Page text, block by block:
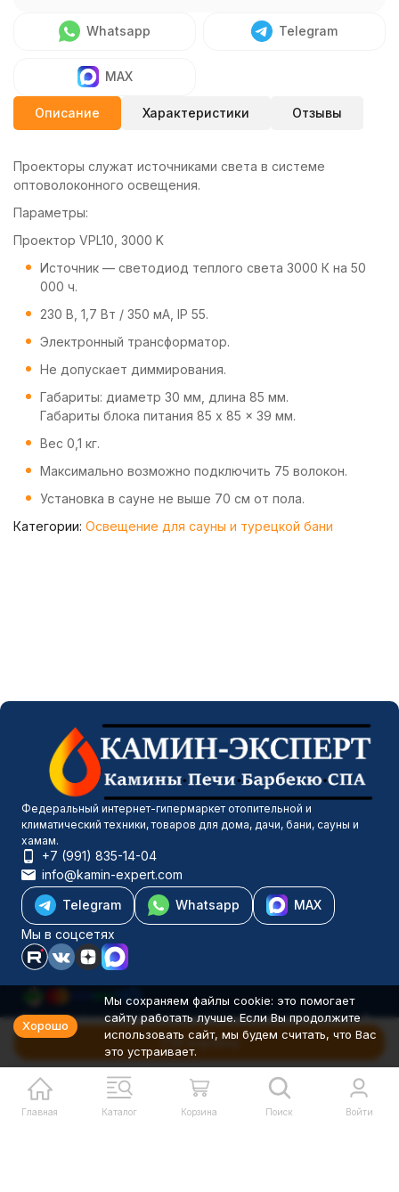
В корзину
Whatsapp Telegram
MAX
Описание Характеристики Отзывы
Проекторы служат источниками света в системе
оптоволоконного освещения.
Параметры:
Проектор VPL10, 3000 K
Источник — светодиод теплого света 3000 К на 50
000 ч.
230 В, 1,7 Вт / 350 мА, IP 55.
Электронный трансформатор.
Не допускает диммирования.
Габариты: диаметр 30 мм, длина 85 мм.
Габариты блока питания 85 x 85 x 39 мм.
Вес 0,1 кг.
Mаксимально возможно подключить 75 волокон.
Установка в сауне не выше 70 см от пола.
Категории: Освещение для сауны и турецкой бани
Главная Каталог Корзина Поиск Войти
Федеральный интернет-гипермаркет отопительной и
климатический техники, товаров для дома, дачи, бани, сауны и
хамам.
+7 (991) 835-14-04
info@kamin-expert.com
Telegram
Whatsapp
MAX
Мы в соцсетях
Каталог товаров
Компания
Информация
Политика персональных данных
© 2001-2026 Камин-Эксперт ИП Понюхов В. А. ОГРНИП
326527500040181
Хорошо
Мы сохраняем файлы cookie: это помогает
сайту работать лучше. Если Вы продолжите
использовать сайт, мы будем считать, что Вас
это устраивает.